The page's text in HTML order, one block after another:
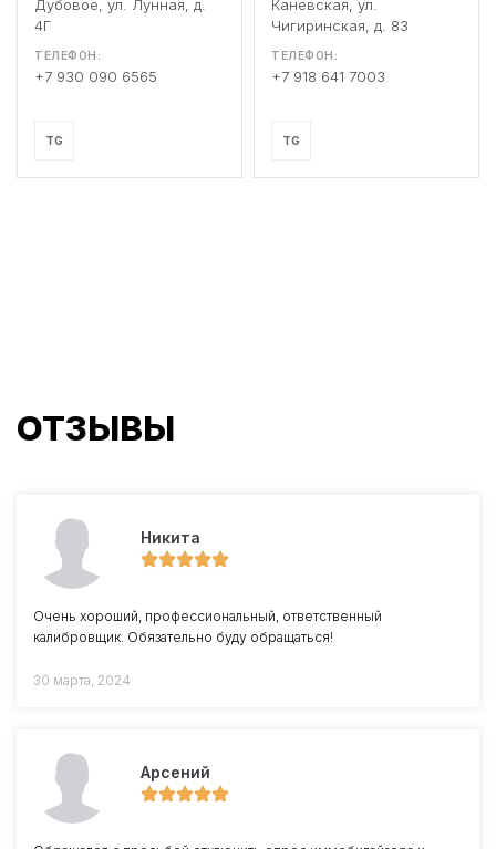
Дубовое, ул. Лунная, д.
4Г
ТЕЛЕФОН:
+7 930 090 6565
TG
Каневская, ул.
Чигиринская, д. 83
ТЕЛЕФОН:
+7 918 641 7003
TG
ОТЗЫВЫ
Никита
Очень хороший, профессиональный, ответственный
калибровщик. Обязательно буду обращаться!
30 марта, 2024
Арсений